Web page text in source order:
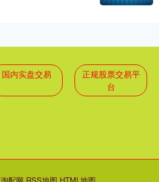
国内实盘交易
正规股票交易平
台